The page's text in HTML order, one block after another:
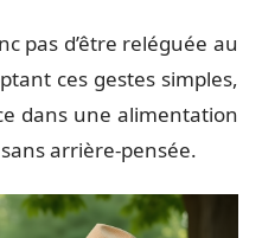
pas d’être reléguée au
ces gestes simples,
dans une alimentation
arrière-pensée.